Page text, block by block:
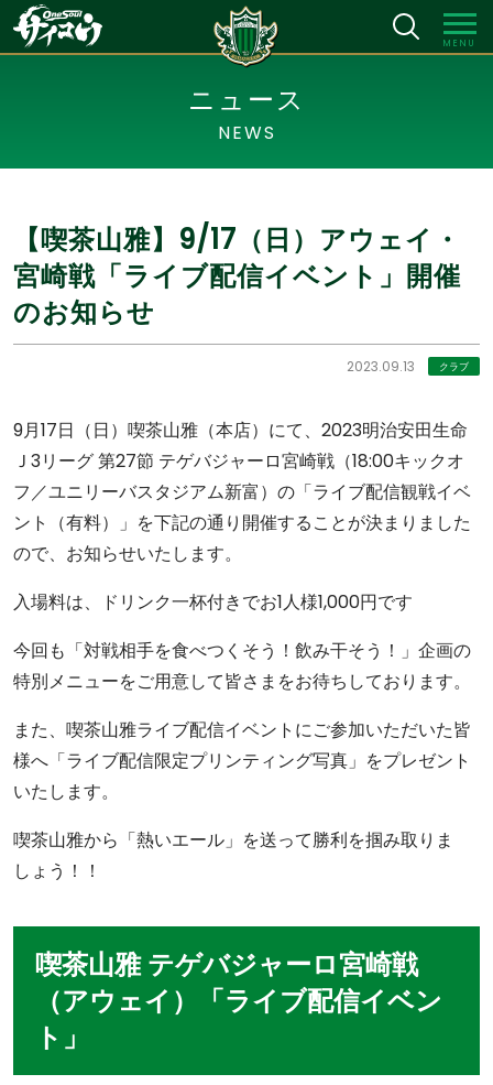
MENU
ニュース
NEWS
【喫茶山雅】9/17（日）アウェイ・
宮崎戦「ライブ配信イベント」開催
のお知らせ
2023.09.13 クラブ
9月17日（日）喫茶山雅（本店）にて、2023明治安田生命
Ｊ3リーグ 第27節 テゲバジャーロ宮崎戦（18:00キックオ
フ／ユニリーバスタジアム新富）の「ライブ配信観戦イベ
ント（有料）」を下記の通り開催することが決まりました
ので、お知らせいたします。
入場料は、ドリンク一杯付きでお1人様1,000円です
今回も「対戦相手を食べつくそう！飲み干そう！」企画の
特別メニューをご用意して皆さまをお待ちしております。
また、喫茶山雅ライブ配信イベントにご参加いただいた皆
様へ「ライブ配信限定プリンティング写真」をプレゼント
いたします。
喫茶山雅から「熱いエール」を送って勝利を掴み取りま
しょう！！
喫茶山雅 テゲバジャーロ宮崎戦
（アウェイ）「ライブ配信イベン
ト」